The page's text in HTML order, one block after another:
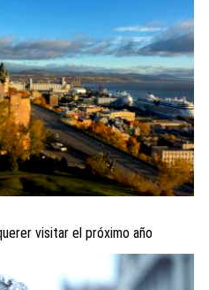
visitar el próximo año